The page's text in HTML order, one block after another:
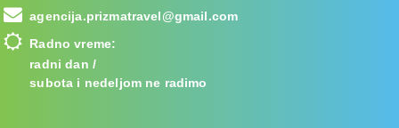
agencija.prizmatravel@gmail.com
Radno vreme:
radni dan /
subota i nedeljom ne radimo